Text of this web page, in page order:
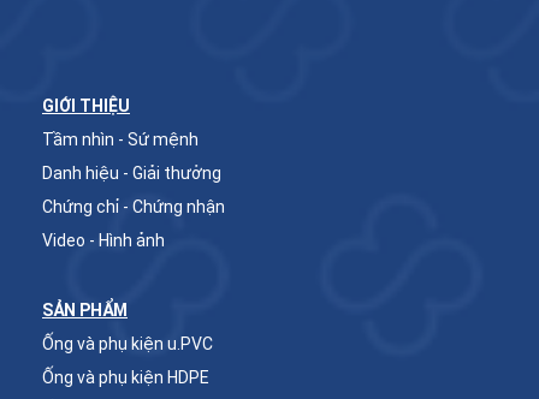
GIỚI THIỆU
Tầm nhìn - Sứ mệnh
Danh hiệu - Giải thưởng
Chứng chỉ - Chứng nhận
Video - Hình ảnh
SẢN PHẨM
Ống và phụ kiện u.PVC
Ống và phụ kiện HDPE